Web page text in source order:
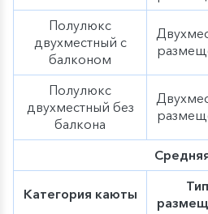
жизнь, отношения и работу за
«Я и моя жизнь сейчас:
(Цель: мягко помочь
самом деле живут и
«Не выгореть: как
действительно
как превращать отдых в
восстановление, а не
«Разговаривать, а не
экологичного общения»
Полулюкс
двухместный с
балконом
Полулюкс
двухместный без
балкона
Категория каюты
Тип